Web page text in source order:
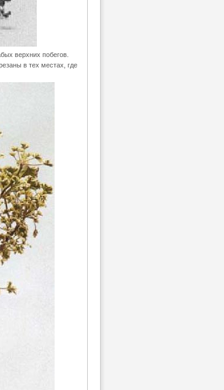
верхних побегов.
в тех местах, где